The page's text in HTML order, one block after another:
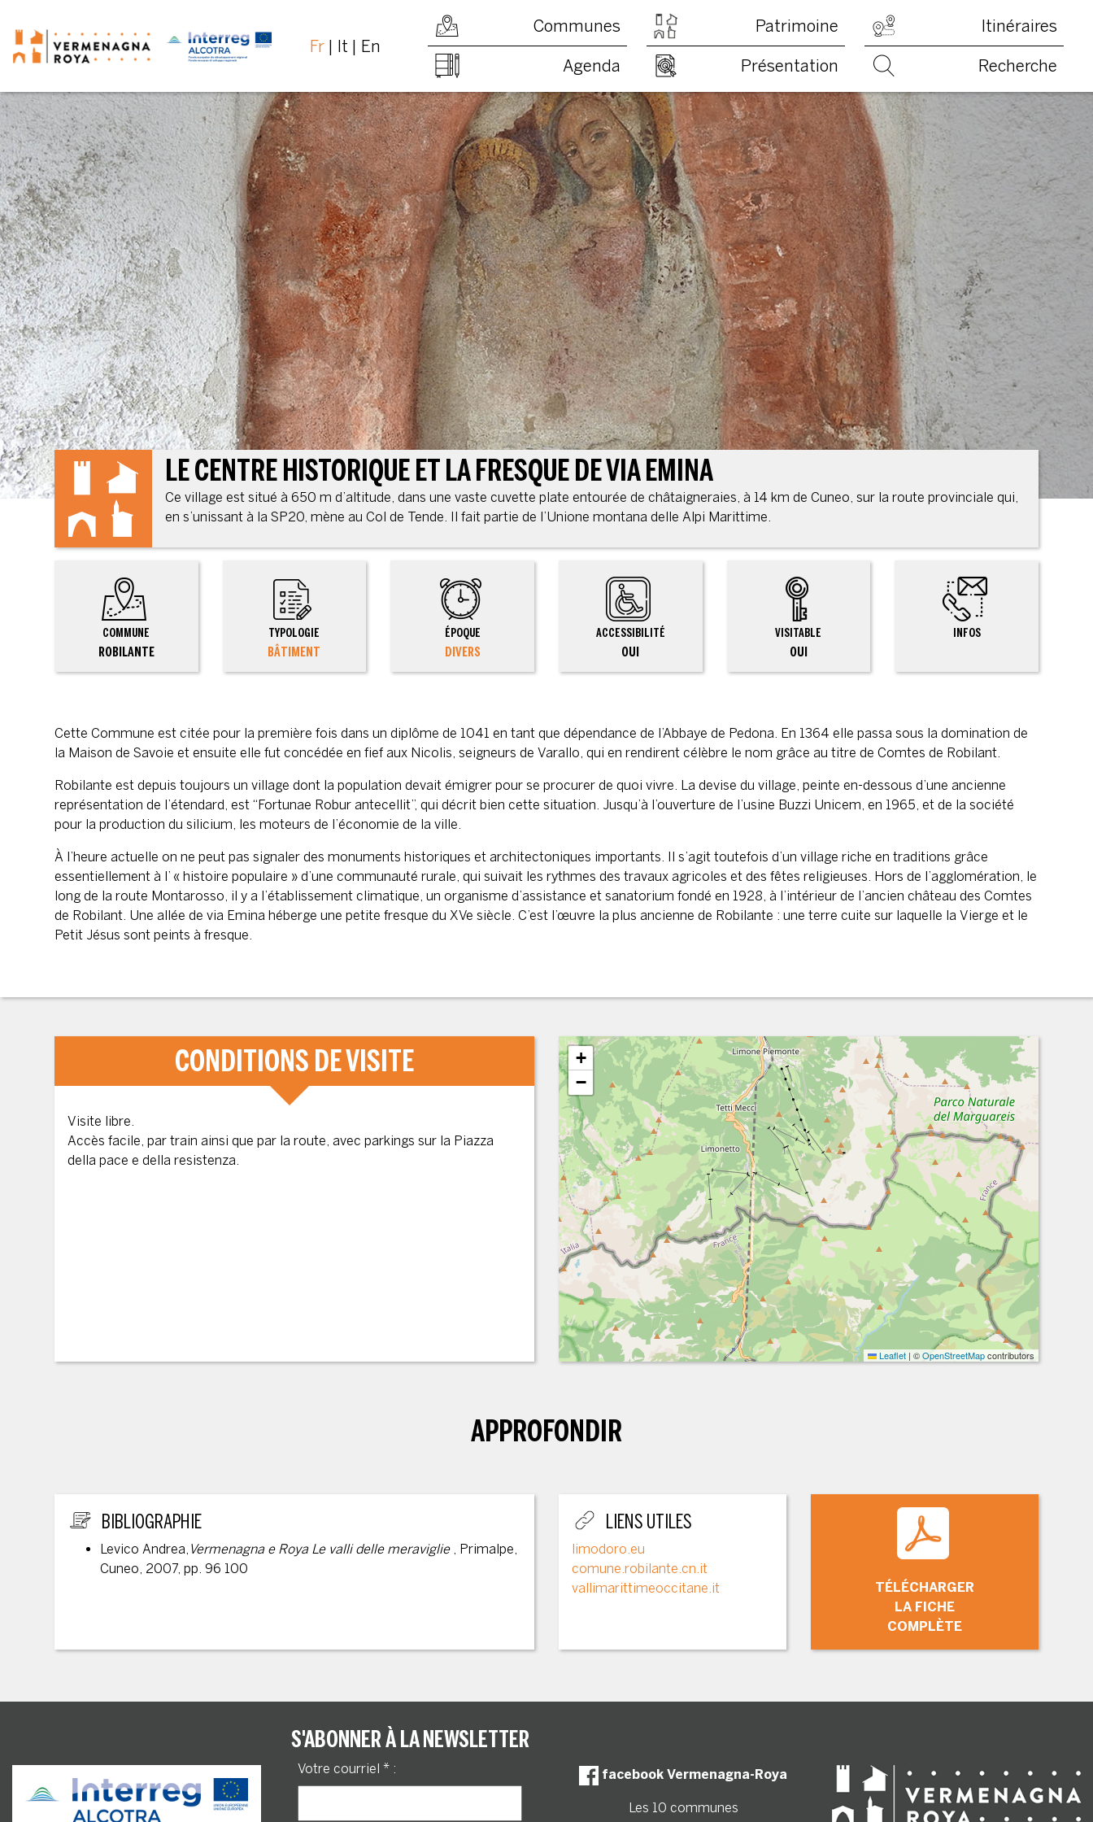
Fr It En
Communes Patrimoine Itinéraires
Agenda Présentation Recherche
LE CENTRE HISTORIQUE ET LA FRESQUE DE VIA EMINA
Ce village est situé à 650 m d’altitude, dans une vaste cuvette plate entourée de châtaigneraies, à 14 km de Cuneo, sur la route provinciale qui,
en s’unissant à la SP20, mène au Col de Tende. Il fait partie de l’Unione montana delle Alpi Marittime.
COMMUNE
ROBILANTE
TYPOLOGIE
BÂTIMENT
ÉPOQUE
DIVERS
ACCESSIBILITÉ
OUI
VISITABLE
OUI
INFOS
Cette Commune est citée pour la première fois dans un diplôme de 1041 en tant que dépendance de l’Abbaye de Pedona. En 1364 elle passa sous la domination de
la Maison de Savoie et ensuite elle fut concédée en fief aux Nicolis, seigneurs de Varallo, qui en rendirent célèbre le nom grâce au titre de Comtes de Robilant.
Robilante est depuis toujours un village dont la population devait émigrer pour se procurer de quoi vivre. La devise du village, peinte en-dessous d’une ancienne
représentation de l’étendard, est “Fortunae Robur antecellit”, qui décrit bien cette situation. Jusqu’à l’ouverture de l’usine Buzzi Unicem, en 1965, et de la société
pour la production du silicium, les moteurs de l’économie de la ville.
À l’heure actuelle on ne peut pas signaler des monuments historiques et architectoniques importants. Il s’agit toutefois d’un village riche en traditions grâce
essentiellement à l’ « histoire populaire » d’une communauté rurale, qui suivait les rythmes des travaux agricoles et des fêtes religieuses. Hors de l’agglomération, le
long de la route Montarosso, il y a l’établissement climatique, un organisme d’assistance et sanatorium fondé en 1928, à l’intérieur de l’ancien château des Comtes
de Robilant. Une allée de via Emina héberge une petite fresque du XVe siècle. C’est l’œuvre la plus ancienne de Robilante : une terre cuite sur laquelle la Vierge et le
Petit Jésus sont peints à fresque.
CONDITIONS DE VISITE
Visite libre.
Accès facile, par train ainsi que par la route, avec parkings sur la Piazza
della pace e della resistenza.
+
−
Leaflet | ©OpenStreetMapcontributors
APPROFONDIR
INFORMATIONS ANNEXES
BIBLIOGRAPHIE
Levico Andrea, Vermenagna e Roya Le valli delle meraviglie, Primalpe,
Cuneo, 2007, pp. 96 100
LIENS UTILES
limodoro.eu
comune.robilante.cn.it
vallimarittimeoccitane.it
TÉLÉCHARGER
LA FICHE
COMPLÈTE
S'ABONNER À LA NEWSLETTER
Votre courriel * : facebook Vermenagna-Roya
Les 10 communes